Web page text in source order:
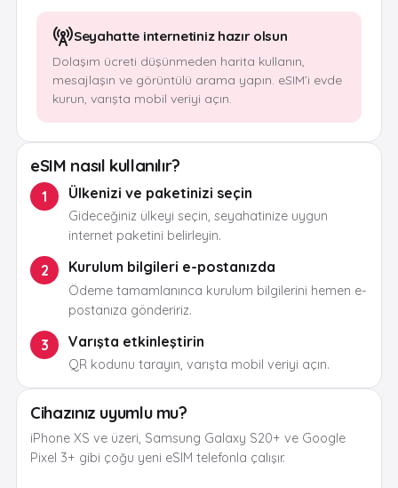
Seyahatte internetiniz hazır olsun
Dolaşım ücreti düşünmeden harita kullanın,
mesajlaşın ve görüntülü arama yapın. eSIM’i evde
kurun, varışta mobil veriyi açın.
eSIM nasıl kullanılır?
1 Ülkenizi ve paketinizi seçin
Gideceğiniz ülkeyi seçin, seyahatinize uygun
internet paketini belirleyin.
2 Kurulum bilgileri e-postanızda
Ödeme tamamlanınca kurulum bilgilerini hemen e-
postanıza göndeririz.
3 Varışta etkinleştirin
QR kodunu tarayın, varışta mobil veriyi açın.
Cihazınız uyumlu mu?
iPhone XS ve üzeri, Samsung Galaxy S20+ ve Google
Pixel 3+ gibi çoğu yeni eSIM telefonla çalışır.